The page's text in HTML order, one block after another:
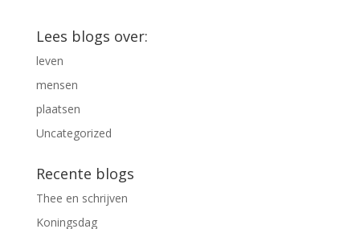
Lees blogs over:
leven
mensen
plaatsen
Uncategorized
Recente blogs
Thee en schrijven
Koningsdag